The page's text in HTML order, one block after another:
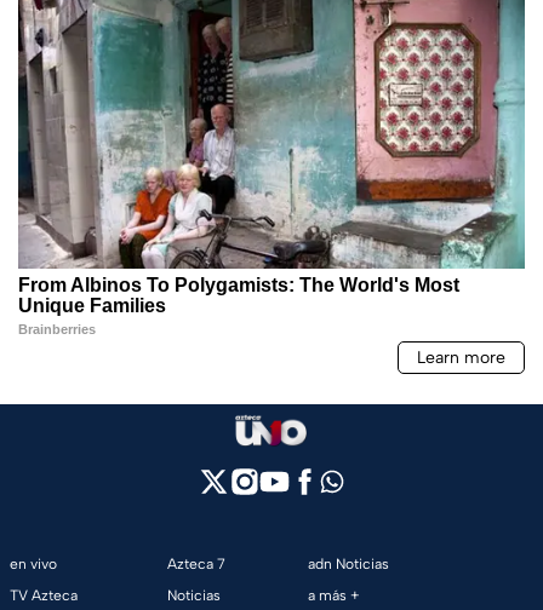
en vivo
TV Azteca
Azteca 7
Noticias
adn Noticias
a más +